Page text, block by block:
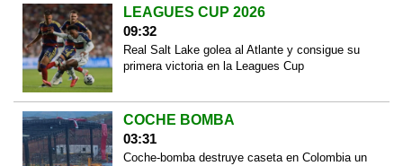
LEAGUES CUP 2026
09:32
Real Salt Lake golea al Atlante y consigue su
primera victoria en la Leagues Cup
COCHE BOMBA
03:31
Coche-bomba destruye caseta en Colombia un